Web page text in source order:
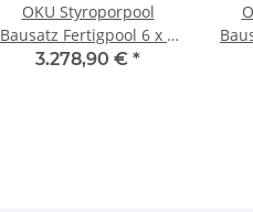
OKU Styroporpool
Bausatz Fertigpool 6 x 3
x 1,5 m
3.278,90 € *